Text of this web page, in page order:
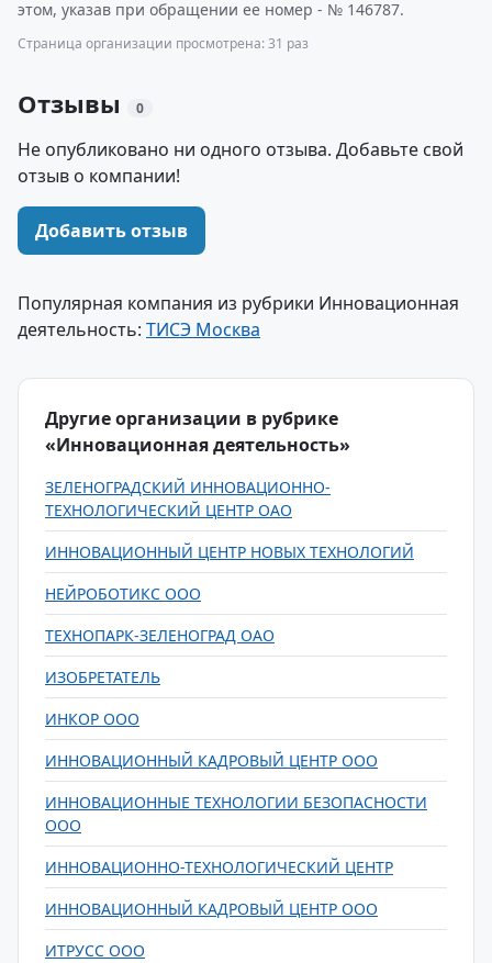
этом, указав при обращении ее номер - № 146787.
Страница организации просмотрена: 31 раз
Отзывы 0
Не опубликовано ни одного отзыва. Добавьте свой
отзыв о компании!
Добавить отзыв
Популярная компания из рубрики Инновационная
деятельность: ТИСЭ Москва
Другие организации в рубрике
«Инновационная деятельность»
ЗЕЛЕНОГРАДСКИЙ ИННОВАЦИОННО-
ТЕХНОЛОГИЧЕСКИЙ ЦЕНТР ОАО
ИННОВАЦИОННЫЙ ЦЕНТР НОВЫХ ТЕХНОЛОГИЙ
НЕЙРОБОТИКС ООО
ТЕХНОПАРК-ЗЕЛЕНОГРАД ОАО
ИЗОБРЕТАТЕЛЬ
ИНКОР ООО
ИННОВАЦИОННЫЙ КАДРОВЫЙ ЦЕНТР ООО
ИННОВАЦИОННЫЕ ТЕХНОЛОГИИ БЕЗОПАСНОСТИ
ООО
ИННОВАЦИОННО-ТЕХНОЛОГИЧЕСКИЙ ЦЕНТР
ИННОВАЦИОННЫЙ КАДРОВЫЙ ЦЕНТР ООО
ИТРУСС ООО